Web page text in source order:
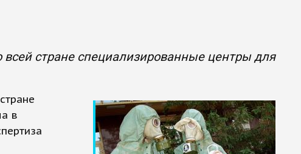
стране специализированные центры для
в